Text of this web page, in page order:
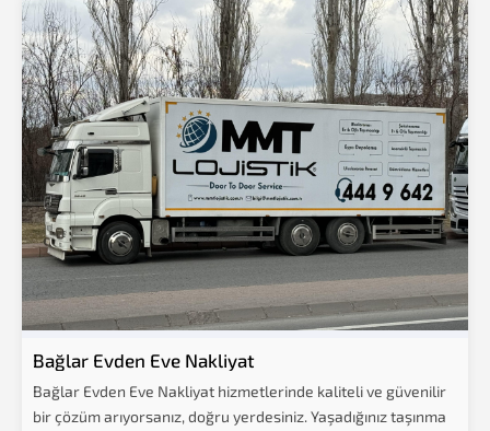
Bağlar Evden Eve Nakliyat
Bağlar Evden Eve Nakliyat hizmetlerinde kaliteli ve güvenilir
bir çözüm arıyorsanız, doğru yerdesiniz. Yaşadığınız taşınma